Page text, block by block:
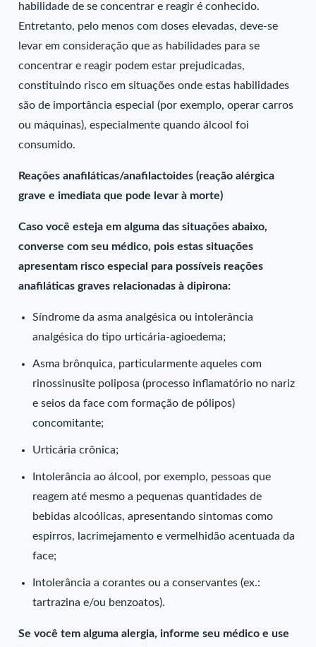
habilidade de se concentrar e reagir é conhecido.
Entretanto, pelo menos com doses elevadas, deve-se
levar em consideração que as habilidades para se
concentrar e reagir podem estar prejudicadas,
constituindo risco em situações onde estas habilidades
são de importância especial (por exemplo, operar carros
ou máquinas), especialmente quando álcool foi
consumido.
Reações anafiláticas/anafilactoides (reação alérgica
grave e imediata que pode levar à morte)
Caso você esteja em alguma das situações abaixo,
converse com seu médico, pois estas situações
apresentam risco especial para possíveis reações
anafiláticas graves relacionadas à dipirona:
Síndrome da asma analgésica ou intolerância
analgésica do tipo urticária-agioedema;
Asma brônquica, particularmente aqueles com
rinossinusite poliposa (processo inflamatório no nariz
e seios da face com formação de pólipos)
concomitante;
Urticária crônica;
Intolerância ao álcool, por exemplo, pessoas que
reagem até mesmo a pequenas quantidades de
bebidas alcoólicas, apresentando sintomas como
espirros, lacrimejamento e vermelhidão acentuada da
face;
Intolerância a corantes ou a conservantes (ex.:
tartrazina e/ou benzoatos).
Se você tem alguma alergia, informe seu médico e use